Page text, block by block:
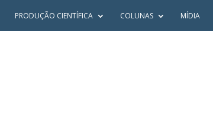
PRODUÇÃO CIENTÍFICA COLUNAS MÍDIA